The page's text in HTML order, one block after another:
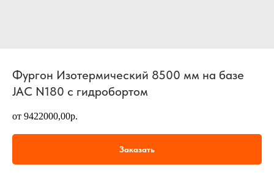
Фургон Изотермический 8500 мм на базе
JAC N180 с гидробортом
от 9422000,00р.
Заказать